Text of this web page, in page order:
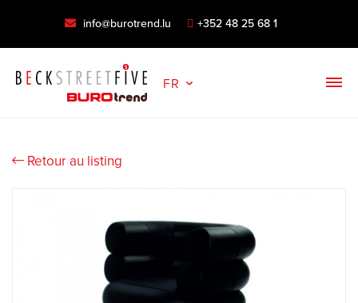
info@burotrend.lu +352 48 25 68 1
FR
Retour au listing